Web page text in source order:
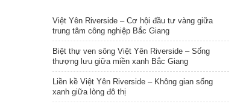
Việt Yên Riverside – Cơ hội đầu tư vàng giữa
trung tâm công nghiệp Bắc Giang
Biệt thự ven sông Việt Yên Riverside – Sống
thượng lưu giữa miền xanh Bắc Giang
Liền kề Việt Yên Riverside – Không gian sống
xanh giữa lòng đô thị